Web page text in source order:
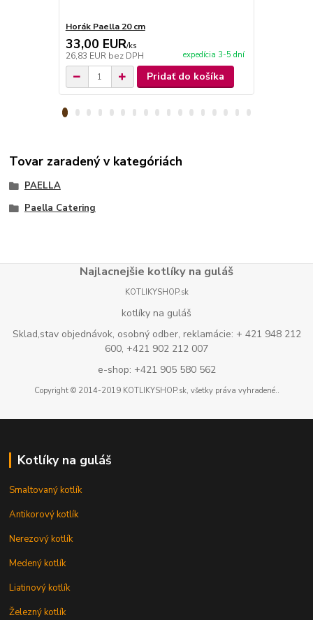
Horák Paella 20 cm
33,00 EUR/ks
26,83 EUR bez DPH expedícia 3-5 dní
Pridať do košíka
Tovar zaradený v kategóriách
PAELLA
Paella Catering
Najlacnejšie kotlíky na guláš
KOTLIKYSHOP.sk
kotlíky na guláš
Sklad,stav objednávok, osobný odber, reklamácie: + 421 948 212
600, +421 902 212 007
e-shop: +421 905 580 562
Copyright © 2014-2019 KOTLIKYSHOP.sk, všetky práva vyhradené..
Kotlíky na guláš
Smaltovaný kotlík
Antikorový kotlík
Nerezový kotlík
Medený kotlík
Liatinový kotlík
Železný kotlík